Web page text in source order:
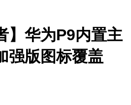
】华为P9内置主
强版图标覆盖